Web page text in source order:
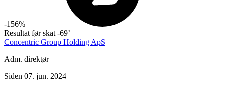
-156%
Resultat før skat -69’
Concentric Group Holding ApS
Adm. direktør
Siden 07. jun. 2024